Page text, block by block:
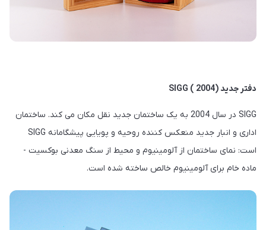
دفتر جدید (2004 ) SIGG
SIGG در سال 2004 به یک ساختمان جدید نقل مکان می کند. ساختمان
اداری و انبار جدید منعکس کننده روحیه و پویایی پیشگامانه SIGG
است: نمای ساختمان از آلومینیوم و محیط از سنگ معدنی بوکسیت -
ماده خام برای آلومینیوم خالص ساخته شده است.